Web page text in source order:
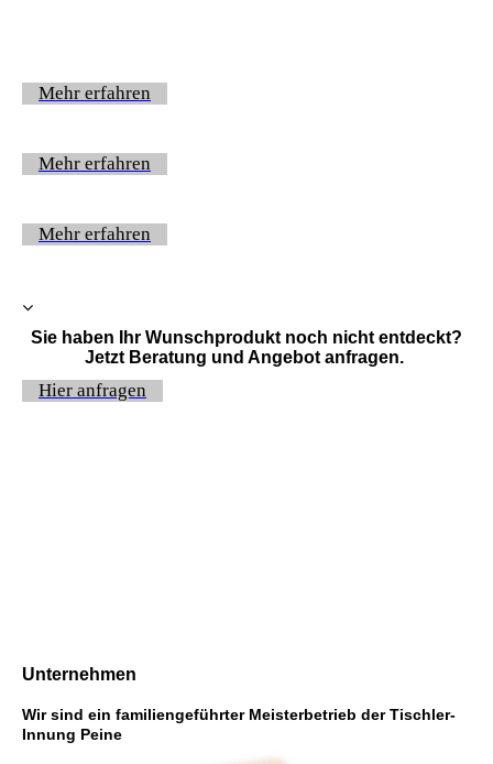
Mehr erfahren
Mehr erfahren
Mehr erfahren
Sie haben Ihr Wunschprodukt noch nicht entdeckt?
Jetzt Beratung und Angebot anfragen.
Hier anfragen
Unternehmen
Wir sind ein familiengeführter Meisterbetrieb der Tischler-
Innung Peine